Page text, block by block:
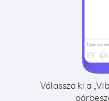
Válassza ki a